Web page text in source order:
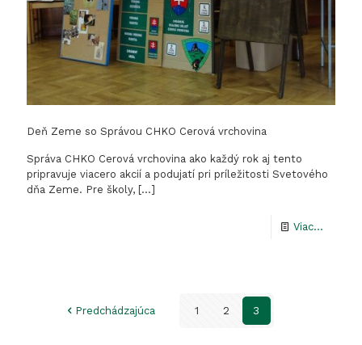
Deň Zeme so Správou CHKO Cerová vrchovina
Správa CHKO Cerová vrchovina ako každý rok aj tento
pripravuje viacero akcií a podujatí pri príležitosti Svetového
dňa Zeme. Pre školy, […]
Viac...
Predchádzajúca 1 2 3